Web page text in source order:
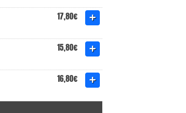
17,80€
15,80€
16,80€